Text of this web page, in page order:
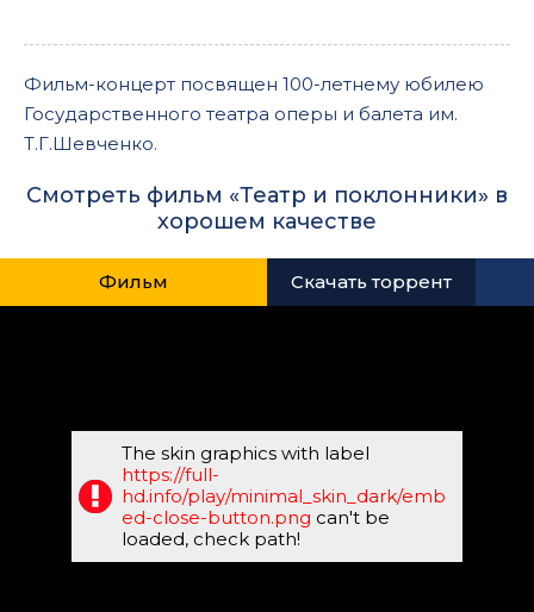
Фильм-концерт посвящен 100-летнему юбилею
Государственного театра оперы и балета им.
Т.Г.Шевченко.
Смотреть фильм «Театр и поклонники» в
хорошем качестве
Фильм Скачать торрент
The skin graphics with label
https://full-
hd.info/play/minimal_skin_dark/emb
ed-close-button.png can't be
loaded, check path!